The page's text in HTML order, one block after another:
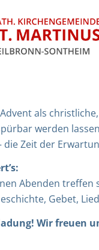
als
werden
die Zeit der
Abenden
Gebet,
Wir freuen